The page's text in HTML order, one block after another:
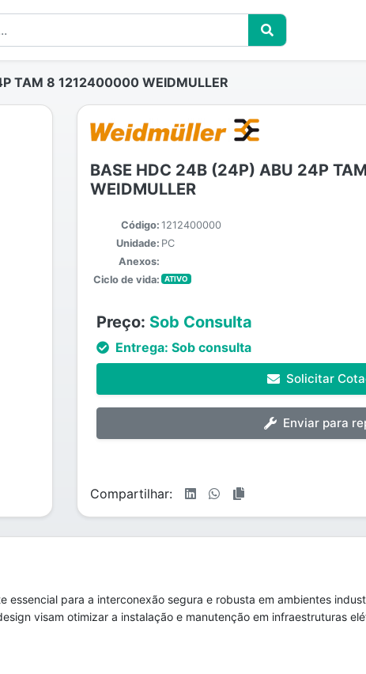
TAM 8 1212400000 WEIDMULLER
BASE HDC 24B (24P) ABU 24P
WEIDMULLER
Código: 1212400000
Unidade: PC
Anexos:
Ciclo de vida:
ATIVO
Preço: Sob Consulta
Entrega: Sob consulta
Solicitar
Enviar para
Compartilhar:
essencial para a interconexão segura e robusta em ambientes
visam otimizar a instalação e manutenção em infraestruturas